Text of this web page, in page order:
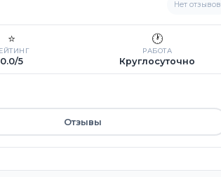
Нет отзывов
⭐
0.0/5
🕐
РАБОТА
Круглосуточно
Отзывы